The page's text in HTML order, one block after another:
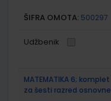
ŠIFRA OMOTA: 500297
Udžbenik
MATEMATIKA 6;
za šesti razred